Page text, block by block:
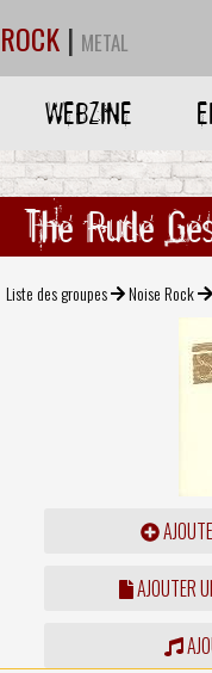
ROCK | METAL
WEBZINE
The Rude
Liste des groupes Noise Rock
AJOUTER